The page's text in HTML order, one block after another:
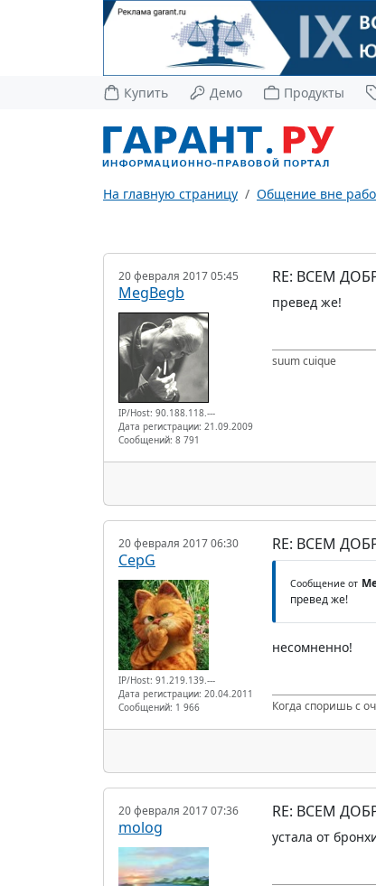
Купить Демо Продукты
На главную страницу Общение вне
20 февраля 2017 05:45
MegBegb
IP/Host: 90.188.118.---
Дата регистрации: 21.09.2009
Сообщений: 8 791
RE: ВСЕМ
превед же!
suum cuique
20 февраля 2017 06:30
CepG
IP/Host: 91.219.139.---
Дата регистрации: 20.04.2011
Сообщений: 1 966
RE: ВСЕМ
Сообщение от
превед же!
несомненно!
Когда споришь с
20 февраля 2017 07:36
molog
RE: ВСЕМ
устала от